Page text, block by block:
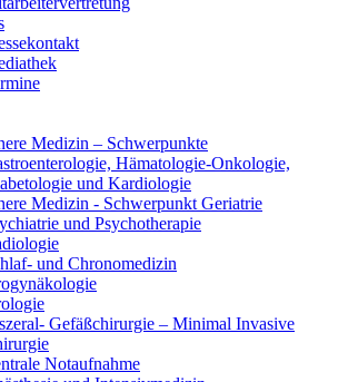
Medizin – Schwerpunkte
Hämatologie-Onkologie,
und Kardiologie
Medizin - Schwerpunkt Geriatrie
und Psychotherapie
und Chronomedizin
Gefäßchirurgie – Minimal Invasive
Notaufnahme